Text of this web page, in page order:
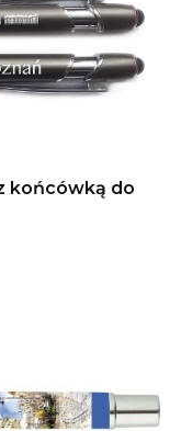
końcówką do